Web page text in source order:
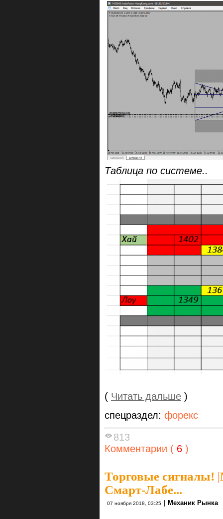
Таблица по системе..
( Читать дальше )
спецраздел: форекс
813
Комментарии ( 6 )
Торговые сигналы! |
Смарт-Лабе...
07 ноября 2018, 03:25 Механик Рынка